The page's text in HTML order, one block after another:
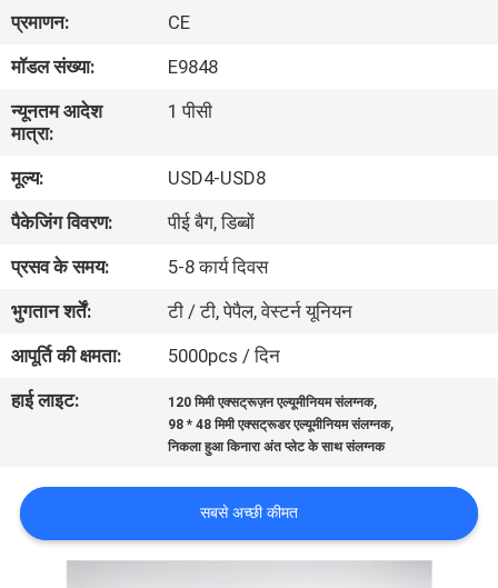
में
कारखाना
भ्रमण
गुणवत्ता
नियंत्रण
संपर्क
करें
एक
की
विनती
प्रमाणन:
CE
मॉडल संख्या:
E9848
न्यूनतम आदेश
मात्रा:
1 पीसी
मूल्य:
USD4-USD8
पैकेजिंग विवरण:
पीई बैग, डिब्बों
प्रसव के समय:
5-8 कार्य दिवस
भुगतान शर्तें:
टी / टी, पेपैल, वेस्टर्न यूनियन
आपूर्ति की क्षमता:
5000pcs / दिन
हाई लाइट:
120 मिमी एक्सट्रूज़न एल्यूमीनियम संलग्नक,
98 * 48 मिमी एक्सट्रूडर एल्यूमीनियम संलग्नक,
निकला हुआ किनारा अंत प्लेट के साथ संलग्नक
सबसे अच्छी कीमत